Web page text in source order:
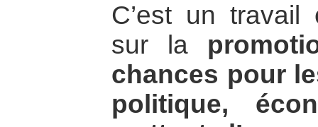
C’est un travail
sur la
chances pour
politique,